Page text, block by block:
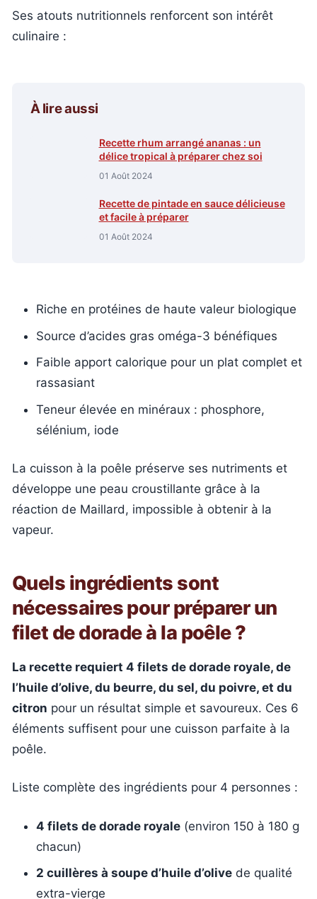
Ses atouts nutritionnels renforcent son intérêt
culinaire :
À lire aussi
Recette rhum arrangé ananas : un
délice tropical à préparer chez soi
01 Août 2024
Recette de pintade en sauce délicieuse
et facile à préparer
01 Août 2024
Riche en protéines de haute valeur biologique
Source d’acides gras oméga-3 bénéfiques
Faible apport calorique pour un plat complet et
rassasiant
Teneur élevée en minéraux : phosphore,
sélénium, iode
La cuisson à la poêle préserve ses nutriments et
développe une peau croustillante grâce à la
réaction de Maillard, impossible à obtenir à la
vapeur.
Quels ingrédients sont
nécessaires pour préparer un
filet de dorade à la poêle ?
La recette requiert 4 filets de dorade royale, de
l’huile d’olive, du beurre, du sel, du poivre, et du
citron pour un résultat simple et savoureux. Ces 6
éléments suffisent pour une cuisson parfaite à la
poêle.
Liste complète des ingrédients pour 4 personnes :
4 filets de dorade royale (environ 150 à 180 g
chacun)
2 cuillères à soupe d’huile d’olive de qualité
extra-vierge